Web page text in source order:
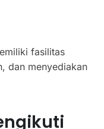
fasilitas
dan menyediakan